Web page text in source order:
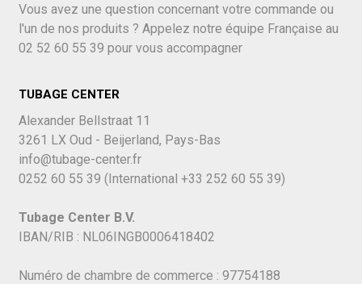
Vous avez une question concernant votre commande ou
l'un de nos produits ? Appelez notre équipe Française au
02 52 60 55 39 pour vous accompagner
TUBAGE CENTER
Alexander Bellstraat 11
3261 LX Oud - Beijerland, Pays-Bas
info@tubage-center.fr
0252 60 55 39 (International +33 252 60 55 39)
Tubage Center B.V.
IBAN/RIB : NL06INGB0006418402
Numéro de chambre de commerce : 97754188